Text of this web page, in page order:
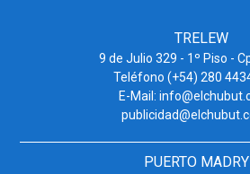
TRELEW
9 de Julio 329 - 1º Piso -
Teléfono (+54) 280
E-Mail:
PUERTO